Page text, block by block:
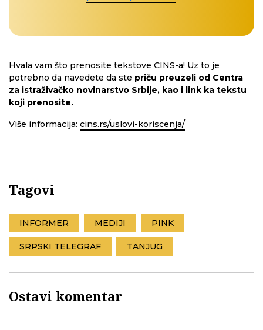
Hvala vam što prenosite tekstove CINS-a! Uz to je
potrebno da navedete da ste priču preuzeli od Centra
za istraživačko novinarstvo Srbije, kao i link ka tekstu
koji prenosite.
Više informacija: cins.rs/uslovi-koriscenja/
Tagovi
INFORMER MEDIJI PINK
SRPSKI TELEGRAF TANJUG
Ostavi komentar